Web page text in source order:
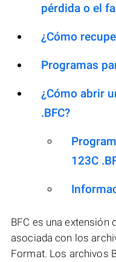
pérdida o el
¿Cómo
Programas
¿Cómo abrir
.BFC?
123C
BFC es una extensión
asociada con los
Format. Los archivos